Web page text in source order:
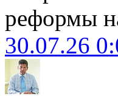
реформы
30.07.26